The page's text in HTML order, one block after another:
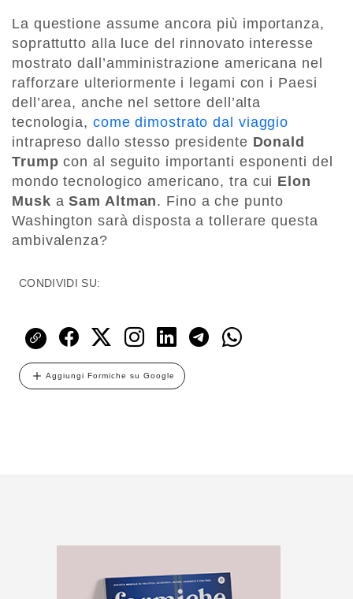
La questione assume ancora più importanza,
soprattutto alla luce del rinnovato interesse
mostrato dall’amministrazione americana nel
rafforzare ulteriormente i legami con i Paesi
dell’area, anche nel settore dell’alta
tecnologia, come dimostrato dal viaggio
intrapreso dallo stesso presidente Donald
Trump con al seguito importanti esponenti del
mondo tecnologico americano, tra cui Elon
Musk aSam Altman. Fino a che punto
Washington sarà disposta a tollerare questa
ambivalenza?
CONDIVIDI SU:
Aggiungi Formiche su Google